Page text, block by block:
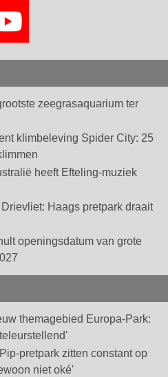
zeegrasaquarium ter
klimbeleving Spider City: 25
heeft Efteling-muziek
Haags pretpark draait
openingsdatum van grote
themagebied Europa-Park:
pretpark zitten constant op
niet oké'